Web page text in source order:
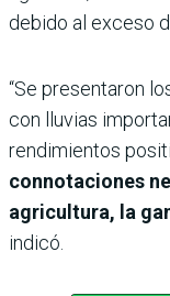
debido al exceso
“Se presentaron
con lluvias
rendimientos
connotaciones
agricultura, la
indicó.